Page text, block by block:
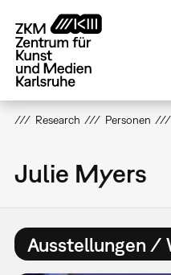
zum
Inhalt
Research Personen
Julie Myers
Ausstellungen /